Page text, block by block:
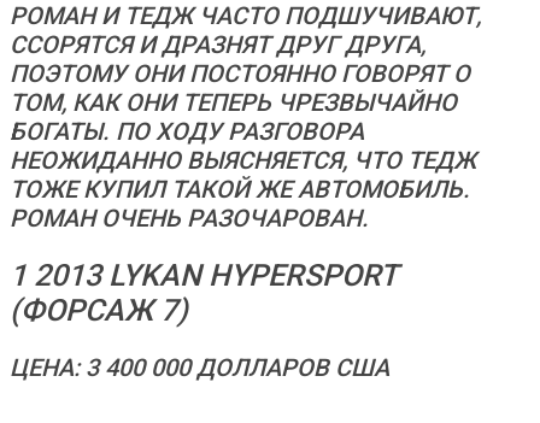
РОМАН И ТЕДЖ ЧАСТО ПОДШУЧИВАЮТ,
ССОРЯТСЯ И ДРАЗНЯТ ДРУГ ДРУГА,
ПОЭТОМУ ОНИ ПОСТОЯННО ГОВОРЯТ О
ТОМ, КАК ОНИ ТЕПЕРЬ ЧРЕЗВЫЧАЙНО
БОГАТЫ. ПО ХОДУ РАЗГОВОРА
НЕОЖИДАННО ВЫЯСНЯЕТСЯ, ЧТО ТЕДЖ
ТОЖЕ КУПИЛ ТАКОЙ ЖЕ АВТОМОБИЛЬ.
РОМАН ОЧЕНЬ РАЗОЧАРОВАН.
1 2013 LYKAN HYPERSPORT
(ФОРСАЖ 7)
ЦЕНА: 3 400 000 ДОЛЛАРОВ США